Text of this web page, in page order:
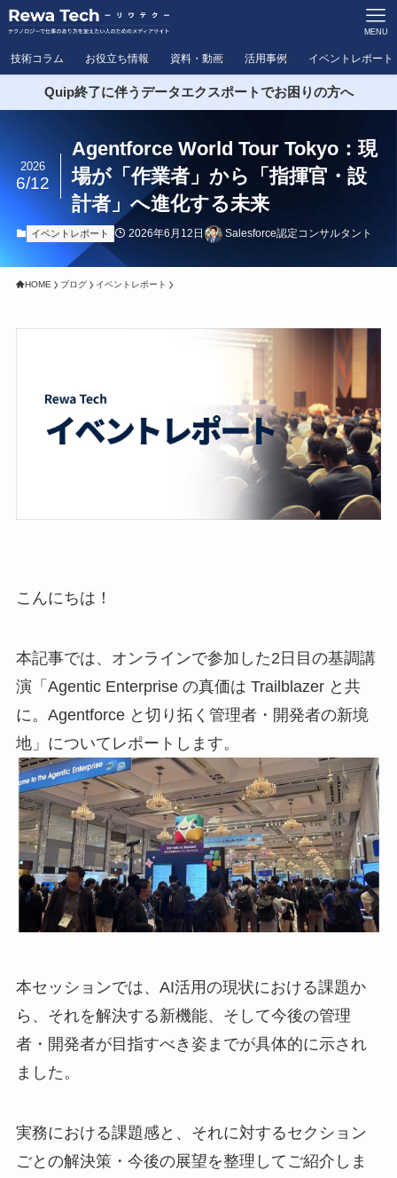
MENU
技術コラム お役立ち情報 資料・動画 活用事例 イベントレポート
Quip終了に伴うデータエクスポートでお困りの方へ
Agentforce World Tour Tokyo：現
場が「作業者」から「指揮官・設
計者」へ進化する未来
2026
6/12
イベントレポート 2026年6月12日 Salesforce認定コンサルタント
HOME ブログ イベントレポート
こんにちは！
本記事では、オンラインで参加した2日目の基調講
演「Agentic Enterprise の真価は Trailblazer と共
に。Agentforce と切り拓く管理者・開発者の新境
地」についてレポートします。
本セッションでは、AI活用の現状における課題か
ら、それを解決する新機能、そして今後の管理
者・開発者が目指すべき姿までが具体的に示され
ました。
実務における課題感と、それに対するセクション
ごとの解決策・今後の展望を整理してご紹介しま